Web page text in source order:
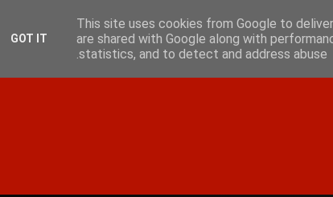
This site uses cookies from Google to
are shared with Google along with
statistics, and to detect and address abuse.
GOT IT